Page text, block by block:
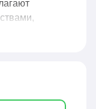
например
руд, которые